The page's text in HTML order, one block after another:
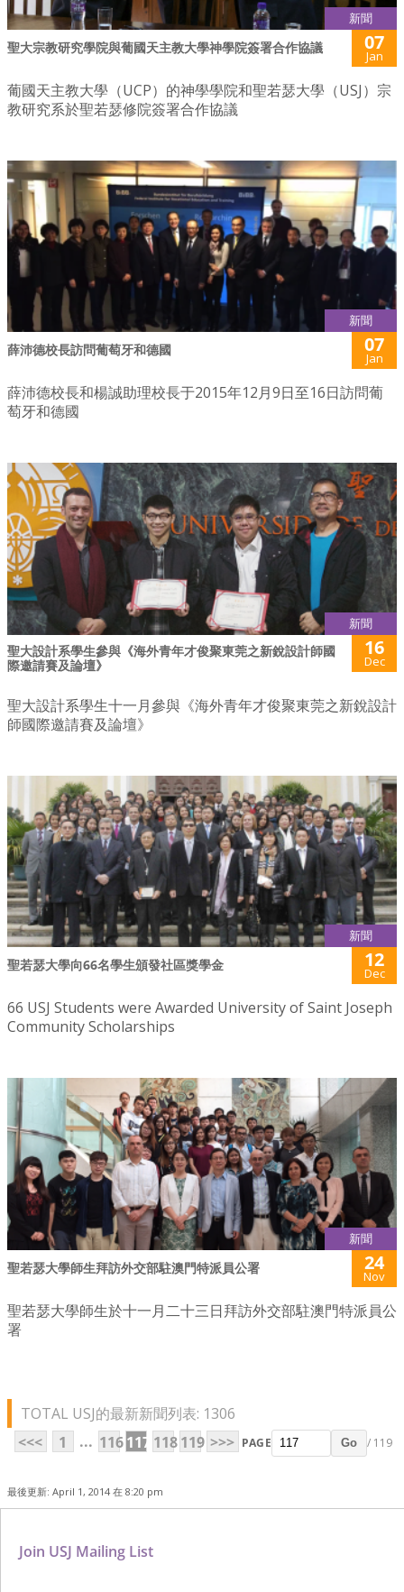
新聞
聖大宗教研究學院與葡國天主教大學神學院簽署合作協議 07
Jan
葡國天主教大學（UCP）的神學學院和聖若瑟大學（USJ）宗
教研究系於聖若瑟修院簽署合作協議
新聞
薛沛德校長訪問葡萄牙和德國 07
Jan
薛沛德校長和楊誠助理校長于2015年12月9日至16日訪問葡
萄牙和德國
新聞
聖大設計系學生參與《海外青年才俊聚東莞之新銳設計師國
際邀請賽及論壇》
16
Dec
聖大設計系學生十一月參與《海外青年才俊聚東莞之新銳設計
師國際邀請賽及論壇》
新聞
聖若瑟大學向66名學生頒發社區獎學金 12
Dec
66 USJ Students were Awarded University of Saint Joseph
Community Scholarships
新聞
聖若瑟大學師生拜訪外交部駐澳門特派員公署 24
Nov
聖若瑟大學師生於十一月二十三日拜訪外交部駐澳門特派員公
署
TOTAL USJ的最新新聞列表: 1306
<<<
1 ... 116117 118119 >>> PAGE Go / 119
最後更新: April 1, 2014 在 8:20 pm
Join USJ Mailing List